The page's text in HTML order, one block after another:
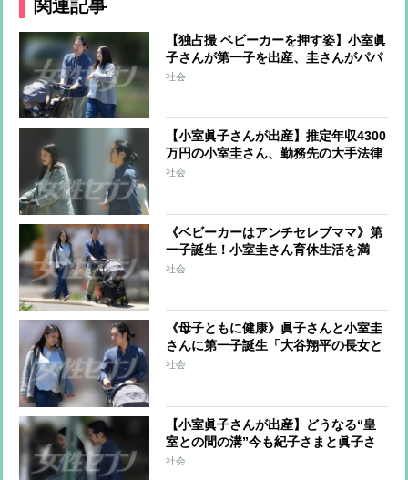
関連記事
【独占撮 ベビーカーを押す姿】小室眞
子さんが第一子を出産、圭さんがパパ
に！ 新居に引っ越し、“理想の家”で
社会
【小室眞子さんが出産】推定年収4300
万円の小室圭さん、勤務先の大手法律
事務所は育児休業が充実 有給と合わ
社会
《ベビーカーはアンチセレブママ》第
一子誕生！小室圭さん育休生活を満
喫、眞子さんとの「質素なアメリカ暮
社会
《母子ともに健康》眞子さんと小室圭
さんに第一子誕生「大谷翔平の長女と
同級生」「まるで大河ドラマのよう」
社会
【小室眞子さんが出産】どうなる“皇
室との間の溝”今も紀子さまと眞子さ
んは直接連絡できない状態 悠仁さま
社会